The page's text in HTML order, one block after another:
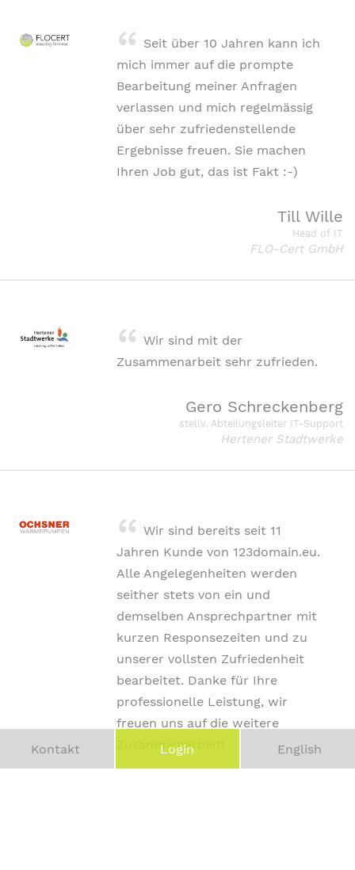
Seit über 10 Jahren kann ich
mich immer auf die prompte
Bearbeitung meiner Anfragen
verlassen und mich regelmässig
über sehr zufriedenstellende
Ergebnisse freuen. Sie machen
Ihren Job gut, das ist Fakt :-)
Till Wille
Head of IT
FLO-Cert GmbH
Wir sind mit der
Zusammenarbeit sehr zufrieden.
Gero Schreckenberg
stellv. Abteilungsleiter IT-Support
Hertener Stadtwerke
Wir sind bereits seit 11
Jahren Kunde von 123domain.eu.
Alle Angelegenheiten werden
seither stets von ein und
demselben Ansprechpartner mit
kurzen Responsezeiten und zu
unserer vollsten Zufriedenheit
bearbeitet. Danke für Ihre
professionelle Leistung, wir
freuen uns auf die weitere
Zusammenarbeit!
Kontakt Login English